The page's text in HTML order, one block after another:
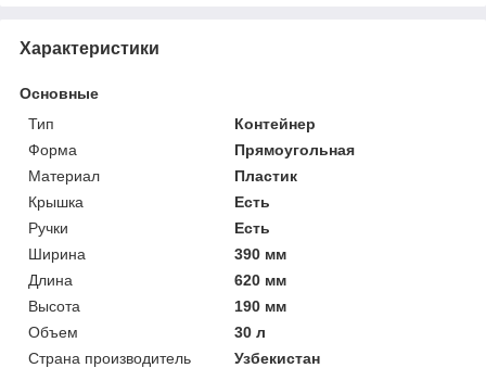
Характеристики
Основные
Тип
Контейнер
Форма
Прямоугольная
Материал
Пластик
Крышка
Есть
Ручки
Есть
Ширина
390 мм
Длина
620 мм
Высота
190 мм
Объем
30 л
Страна производитель
Узбекистан